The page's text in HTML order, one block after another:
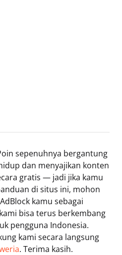
sepenuhnya bergantung
dan menyajikan konten
gratis — jadi jika kamu
di situs ini, mohon
kamu sebagai
bisa terus berkembang
pengguna Indonesia.
kami secara langsung
. Terima kasih.